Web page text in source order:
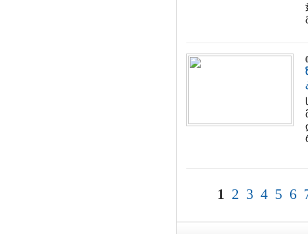
1 2 3 4 5 6